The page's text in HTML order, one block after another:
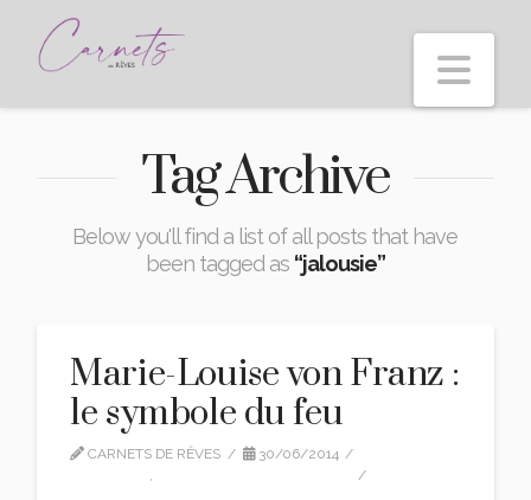
Tag Archive
Below you'll find a list of all posts that have
been tagged as “jalousie”
Marie-Louise von Franz :
le symbole du feu
CARNETS DE RÊVES
30/06/2014
,